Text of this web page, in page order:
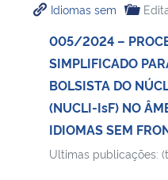
Idiomas sem
005/2024 –
SIMPLIFICADO
BOLSISTA DO
(NUCLI-IsF) NO
IDIOMAS SEM
Ultimas publicações: